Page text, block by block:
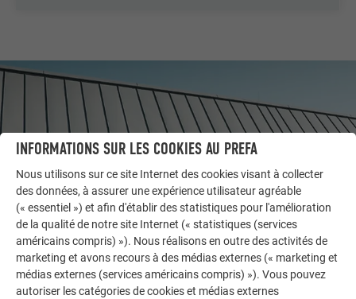
LAISSEZ-VOUS INSPIRER
AUTRES BÂTIMENTS
INFORMATIONS SUR LES COOKIES AU PREFA
Nous utilisons sur ce site Internet des cookies visant à collecter
des données, à assurer une expérience utilisateur agréable
(« essentiel ») et afin d'établir des statistiques pour l'amélioration
de la qualité de notre site Internet (« statistiques (services
américains compris) »). Nous réalisons en outre des activités de
marketing et avons recours à des médias externes (« marketing et
médias externes (services américains compris) »). Vous pouvez
autoriser les catégories de cookies et médias externes